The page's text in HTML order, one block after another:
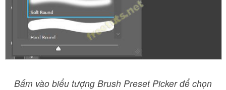
Bấm vào biểu tượng Brush Preset Picker để chọn